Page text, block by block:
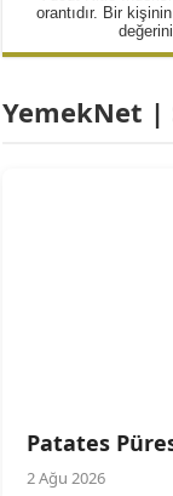
orantıdır. Bir
YemekNet |
Patates
2 Ağu 2026